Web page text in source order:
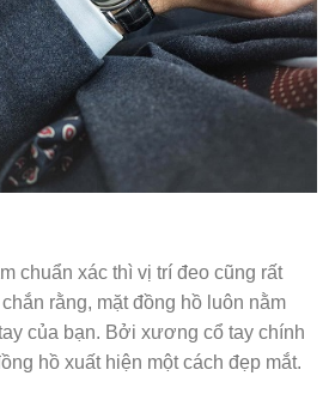
chuẩn xác thì vị trí đeo cũng rất
rằng, mặt đồng hồ luôn nằm
của bạn. Bởi xương cổ tay chính
hồ xuất hiện một cách đẹp mắt.